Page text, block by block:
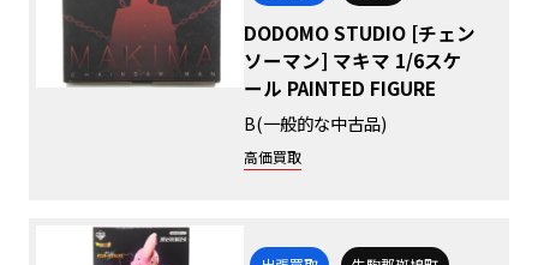
DODOMO STUDIO [チェン
ソーマン] マキマ 1/6スケ
ール PAINTED FIGURE
B(一般的な中古品)
高価買取